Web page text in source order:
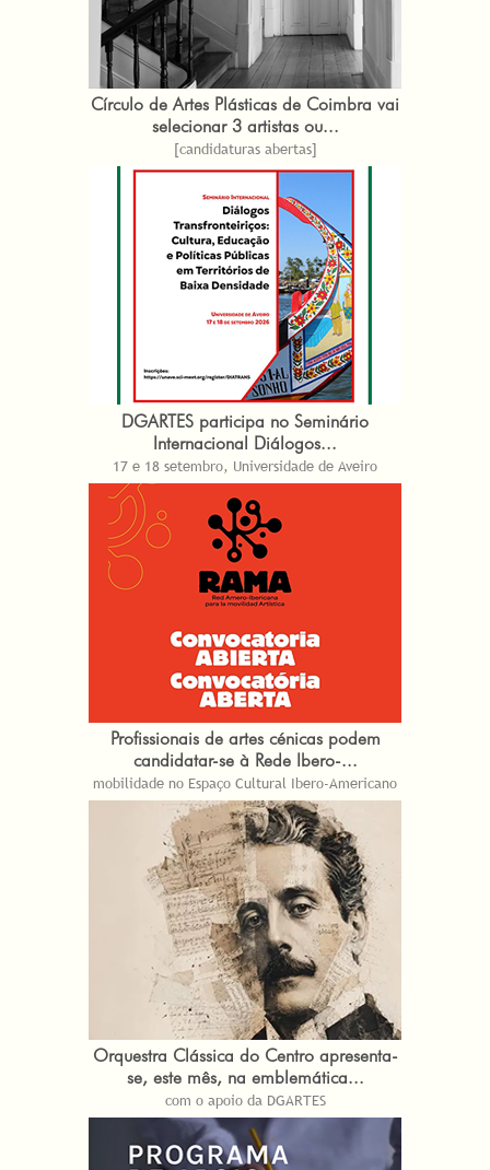
Círculo de Artes Plásticas de Coimbra vai
selecionar 3 artistas ou...
[candidaturas abertas]
DGARTES participa no Seminário
Internacional Diálogos...
17 e 18 setembro, Universidade de Aveiro
Profissionais de artes cénicas podem
candidatar-se à Rede Ibero-...
mobilidade no Espaço Cultural Ibero-Americano
Orquestra Clássica do Centro apresenta-
se, este mês, na emblemática...
com o apoio da DGARTES